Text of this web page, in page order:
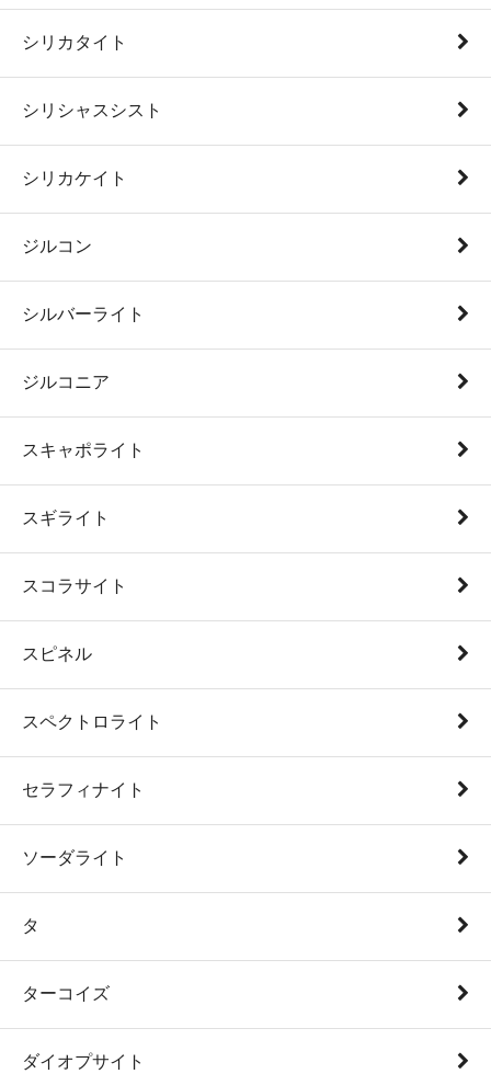
シリカタイト
シリシャスシスト
シリカケイト
ジルコン
シルバーライト
ジルコニア
スキャポライト
スギライト
スコラサイト
スピネル
スペクトロライト
セラフィナイト
ソーダライト
タ
ターコイズ
ダイオプサイト